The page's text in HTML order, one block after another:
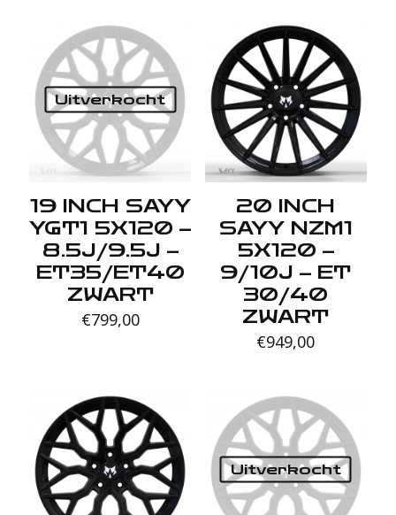
Uitverkocht
19 INCH SAYY
YGT1 5X120 –
8.5J/9.5J –
ET35/ET40
ZWART
€799,00
20 INCH
SAYY NZM1
5X120 –
9/10J – ET
30/40
ZWART
€949,00
Uitverkocht